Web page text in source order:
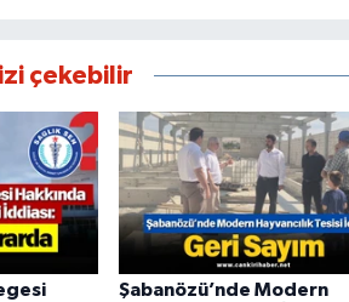
çekebilir
Şabanözü’nde Modern